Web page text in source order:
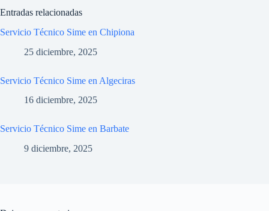
Entradas relacionadas
Servicio Técnico Sime en Chipiona
25 diciembre, 2025
Servicio Técnico Sime en Algeciras
16 diciembre, 2025
Servicio Técnico Sime en Barbate
9 diciembre, 2025